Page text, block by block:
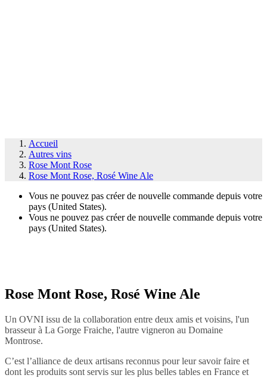
Accueil
Autres vins
Rose Mont Rose
Rose Mont Rose, Rosé Wine Ale
Vous ne pouvez pas créer de nouvelle commande depuis votre
pays (United States).
Vous ne pouvez pas créer de nouvelle commande depuis votre
pays (United States).
Rose Mont Rose, Rosé Wine Ale
Un OVNI issu de la collaboration entre deux amis et voisins, l'un
brasseur à La Gorge Fraiche, l'autre vigneron au Domaine
Montrose.
C’est l’alliance de deux artisans reconnus pour leur savoir faire et
dont les produits sont servis sur les plus belles tables en France et